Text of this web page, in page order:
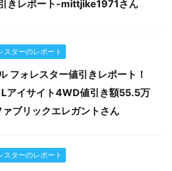
きレポート-mittjike1971さん
スターのレポート
フォレスター値引きレポート！
アイサイト4WD値引き額55.5万
ァブリックエレガントさん
スターのレポート